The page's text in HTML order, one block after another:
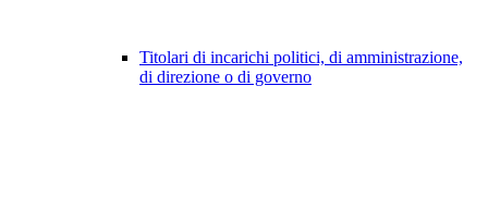
Titolari di incarichi politici, di amministrazione,
di direzione o di governo